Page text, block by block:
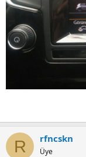
R rfncskn
Üye